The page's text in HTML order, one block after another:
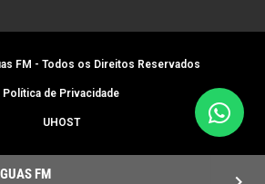
FM
FM - Todos os Direitos Reservados
Política de Privacidade
UHOST